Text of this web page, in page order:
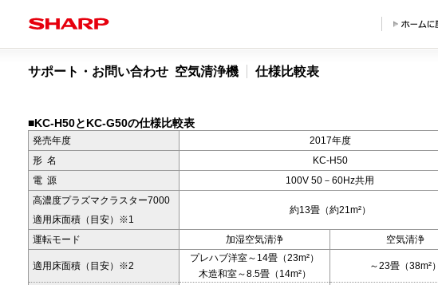
サポート・お問い合わせ 空気清浄機 仕様比較表
■KC-H50とKC-G50の仕様比較表
発売年度 2017年度
形 名 KC-H50
電 源 100V 50－60Hz共用
高濃度プラズマクラスター7000
約13畳（約21m²）
適用床面積（目安）※1
運転モード 加湿空気清浄 空気清浄
適用床面積（目安）※2
プレハブ洋室～14畳（23m²）
～23畳（38m²）
木造和室～8.5畳（14m²）